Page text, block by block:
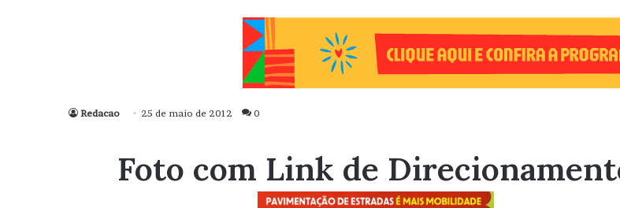
Redacao 25 de maio de 2012 0
Foto com Link de